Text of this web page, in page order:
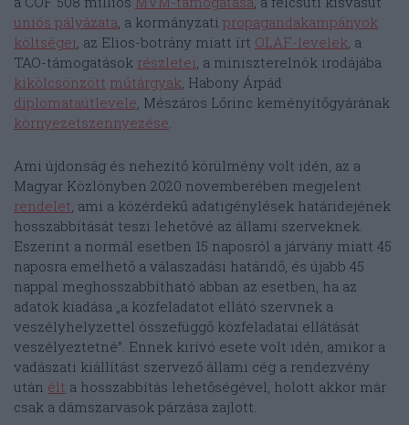
uniós pályázata, a kormányzati propagandakampányok
költségei, az Elios-botrány miatt írt OLAF-levelek, a
TAO-támogatások részletei, a miniszterelnök irodájába
kikölcsönzött műtárgyak, Habony Árpád
diplomataútlevele, Mészáros Lőrinc keményítőgyárának
környezetszennyezése.
Ami újdonság és nehezítő körülmény volt idén, az a
Magyar Közlönyben 2020 novemberében megjelent
rendelet, ami a közérdekű adatigénylések határidejének
hosszabbítását teszi lehetővé az állami szerveknek.
Eszerint a normál esetben 15 naposról a járvány miatt 45
naposra emelhető a válaszadási határidő, és újabb 45
nappal meghosszabbítható abban az esetben, ha az
adatok kiadása „a közfeladatot ellátó szervnek a
veszélyhelyzettel összefüggő közfeladatai ellátását
veszélyeztetné”. Ennek kirívó esete volt idén, amikor a
vadászati kiállítást szervező állami cég a rendezvény
után élt a hosszabbítás lehetőségével, holott akkor már
csak a dámszarvasok párzása zajlott.